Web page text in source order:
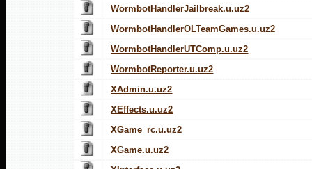
WormbotHandlerJailbreak.u.uz2
WormbotHandlerOLTeamGames.u.uz2
WormbotHandlerUTComp.u.uz2
WormbotReporter.u.uz2
XAdmin.u.uz2
XEffects.u.uz2
XGame_rc.u.uz2
XGame.u.uz2